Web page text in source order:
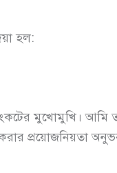
হল:
মুখোমুখি। আমি
প্রয়োজনিয়তা